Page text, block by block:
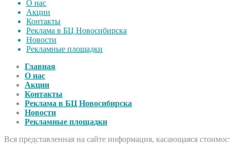
О нас
Акции
Контакты
Реклама в БЦ Новосибирска
Новости
Рекламные площадки
Главная
О нас
Акции
Контакты
Реклама в БЦ Новосибирска
Новости
Рекламные площадки
Вся представленная на сайте информация, касающаяся